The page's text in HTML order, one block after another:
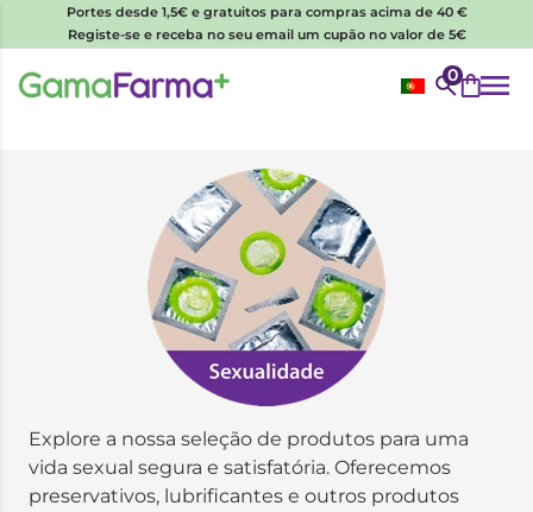
Portes desde 1,5€ e gratuitos para compras acima de 40 €
Registe-se e receba no seu email um cupão no valor de 5€
0
Explore a nossa seleção de produtos para uma
vida sexual segura e satisfatória. Oferecemos
preservativos, lubrificantes e outros produtos